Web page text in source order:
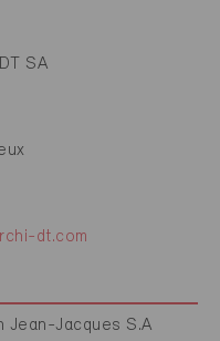
SA
dt.com
Jean-Jacques S.A